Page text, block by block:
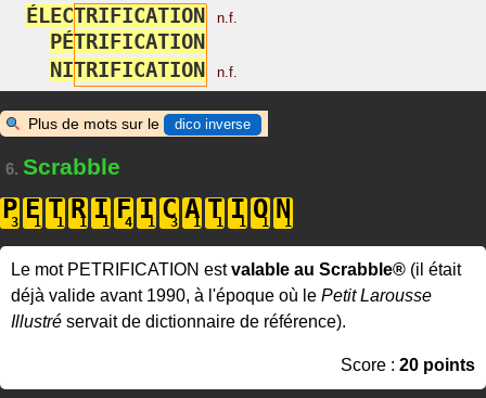
ÉLECTRIFICATION n.f.
PÉTRIFICATION
NITRIFICATION n.f.
Plus de mots sur le dico inverse
6. Scrabble
P E T R I F I C A T I O N
Le mot PETRIFICATION estvalable au Scrabble® (il était
déjà valide avant 1990, à l'époque où le Petit Larousse
Illustré servait de dictionnaire de référence).
Score : 20 points